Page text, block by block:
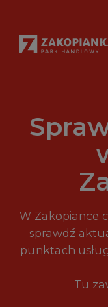
W Zakopiance
sprawdź
punktach
Tu